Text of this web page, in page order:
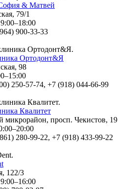
& Матвей
79/1
900-33-33
Ортодонт&Я
98
250-57-74, +7 (918) 044-66-99
Квалитет
просп. Чекистов, 19
280-99-22, +7 (918) 433-99-22
122/3